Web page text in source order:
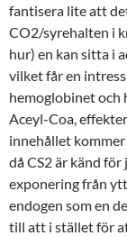
fantisera lite att
CO2/syrehalten i
hur) en kan sitta i
vilket får en
hemoglobinet och
Aceyl-Coa,
innehållet
då CS2 är känd
exponering från
endogen som en
till att i stället för